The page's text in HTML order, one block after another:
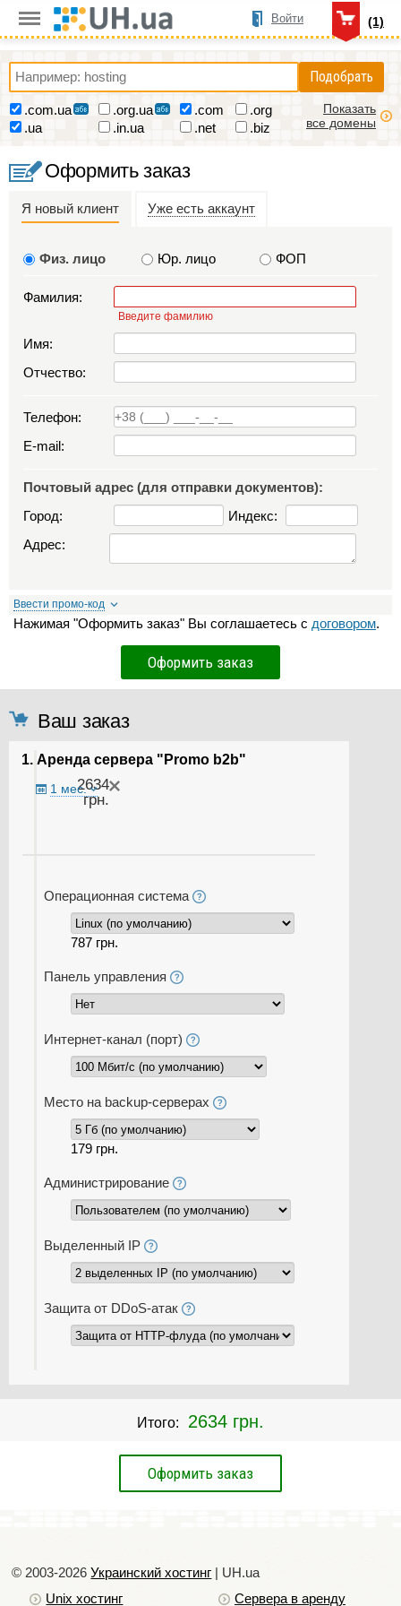
(1)
Войти
Подобрать
.com.ua .org.ua .com
.org
.ua
.in.ua .net .biz
Показать
все домены
Оформить заказ
Я новый клиент Уже есть аккаунт
Физ. лицо Юр. лицо ФОП
Фамилия:
Введите фамилию
Имя:
Отчество:
Телефон:
E-mail:
Почтовый адрес (для отправки документов):
Город:
Индекс:
Адрес:
Ввести промо-код
Нажимая "Оформить заказ" Вы соглашаетесь с договором.
Ваш заказ
2634
грн.
1 мес.
1. Аренда сервера "Promo b2b"
Операционная система
787 грн.
Панель управления
Интернет-канал (порт)
Место на backup-серверах
179 грн.
Администрирование
Выделенный IP
Защита от DDoS-атак
Итого: 2634 грн.
© 2003-2026Украинский хостинг | UH.ua
Unix хостинг
Сервера в аренду